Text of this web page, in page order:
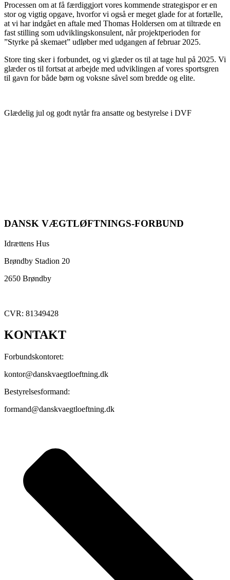
Processen om at få færdiggjort vores kommende strategispor er en
stor og vigtig opgave, hvorfor vi også er meget glade for at fortælle,
at vi har indgået en aftale med Thomas Holdersen om at tiltræde en
fast stilling som udviklingskonsulent, når projektperioden for
”Styrke på skemaet” udløber med udgangen af februar 2025.
Store ting sker i forbundet, og vi glæder os til at tage hul på 2025. Vi
glæder os til fortsat at arbejde med udviklingen af vores sportsgren
til gavn for både børn og voksne såvel som bredde og elite.
Glædelig jul og godt nytår fra ansatte og bestyrelse i DVF
DANSK VÆGTLØFTNINGS-FORBUND
Idrættens Hus
Brøndby Stadion 20
2650 Brøndby
CVR: 81349428
KONTAKT
Forbundskontoret:
kontor@danskvaegtloeftning.dk
Bestyrelsesformand:
formand@danskvaegtloeftning.dk